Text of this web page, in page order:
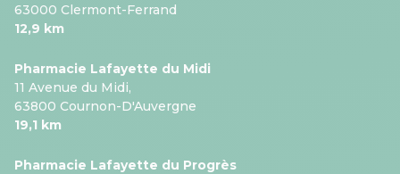
63000 Clermont-Ferrand
12,9 km
Pharmacie Lafayette du Midi
11 Avenue du Midi,
63800 Cournon-D'Auvergne
19,1 km
Pharmacie Lafayette du Progrès